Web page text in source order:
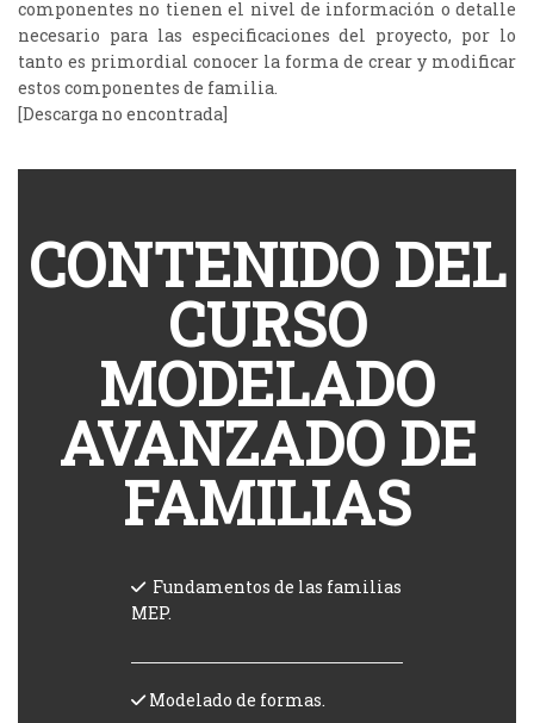
componentes no tienen el nivel de información o detalle
necesario para las especificaciones del proyecto, por lo
tanto es primordial conocer la forma de crear y modificar
estos componentes de familia.
[Descarga no encontrada]
CONTENIDO DEL
CURSO
MODELADO
AVANZADO DE
FAMILIAS
Fundamentos de las familias
MEP.
Modelado de formas.